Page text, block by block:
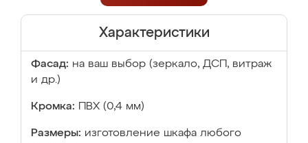
Характеристики
Фасад: на ваш выбор (зеркало, ДСП, витраж
и др.)
Кромка: ПВХ (0,4 мм)
Размеры: изготовление шкафа любого